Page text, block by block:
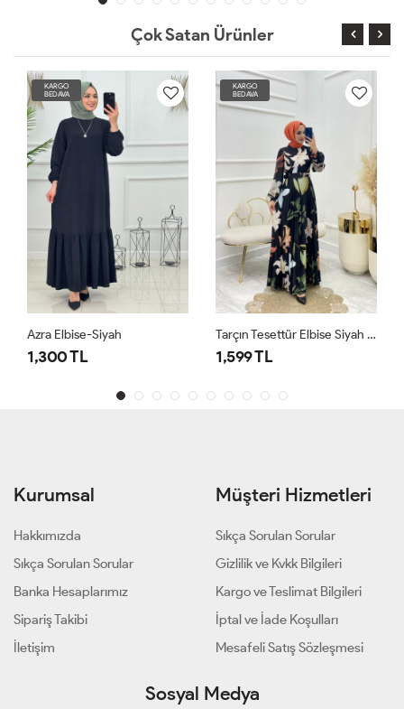
Çok Satan Ürünler
KARGO
BEDAVA
Azra Elbise-Siyah
1,300 TL
KARGO
BEDAVA
Tarçın Tesettür Elbise Siyah Siyah
1,599 TL
Kurumsal
Hakkımızda
Sıkça Sorulan Sorular
Banka Hesaplarımız
Sipariş Takibi
İletişim
Müşteri Hizmetleri
Sıkça Sorulan Sorular
Gizlilik ve Kvkk Bilgileri
Kargo ve Teslimat Bilgileri
İptal ve İade Koşulları
Mesafeli Satış Sözleşmesi
Sosyal Medya